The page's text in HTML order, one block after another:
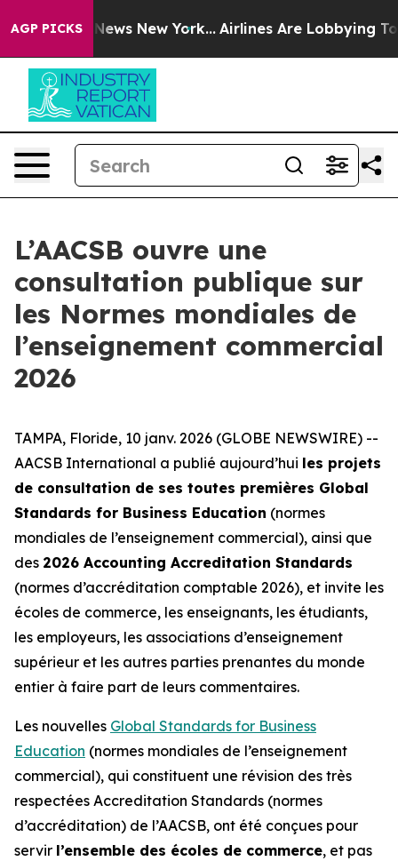
AGP PICKS
CBS News New York... Airlines Are Lobbying To
L’AACSB ouvre une
consultation publique sur
les Normes mondiales de
l’enseignement commercial
2026
TAMPA, Floride, 10 janv. 2026 (GLOBE NEWSWIRE) --
AACSB International a publié aujourd’hui les projets
de consultation de ses toutes premières Global
Standards for Business Education (normes
mondiales de l’enseignement commercial), ainsi que
des 2026 Accounting Accreditation Standards
(normes d’accréditation comptable 2026), et invite les
écoles de commerce, les enseignants, les étudiants,
les employeurs, les associations d’enseignement
supérieur et les autres parties prenantes du monde
entier à faire part de leurs commentaires.
Les nouvelles Global Standards for Business
Education (normes mondiales de l’enseignement
commercial), qui constituent une révision des très
respectées Accreditation Standards (normes
d’accréditation) de l’AACSB, ont été conçues pour
servir l’ensemble des écoles de commerce, et pas